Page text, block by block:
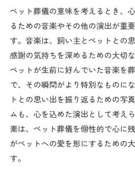
ペット葬儀の意味を考えるとき、
るための音楽やその他の演出が重
す。音楽は、飼い主とペットとの
感謝の気持ちを深めるための大切
ペットが生前に好んでいた音楽を
で、その瞬間がより特別なものに
トとの思い出を振り返るための写
ムも、心を込めた演出として考え
素は、ペット葬儀を個性的で心に
がペットへの愛を形にするための
す。